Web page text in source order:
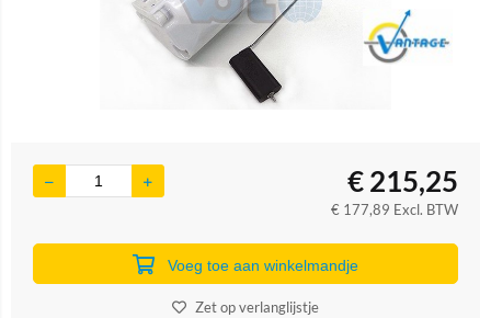
Brand
€215,25
€ 177,89 Excl. BTW
Voeg toe aan winkelmandje
Zet op verlanglijstje